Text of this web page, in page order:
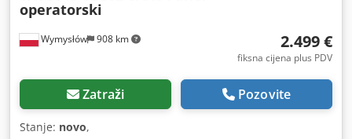
Wymysłów 908 km
operatorski
2.499 €
fiksna cijena plus PDV
Zatraži Pozovite
Stanje: novo,